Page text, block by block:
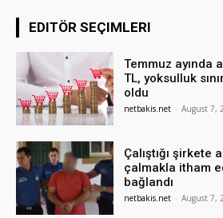
EDITÖR SEÇIMLERI
Temmuz ayında
TL, yoksulluk
oldu
netbakis.net - August 7,
Çalıştığı şirkete
çalmakla itham
bağlandı
netbakis.net - August 7,